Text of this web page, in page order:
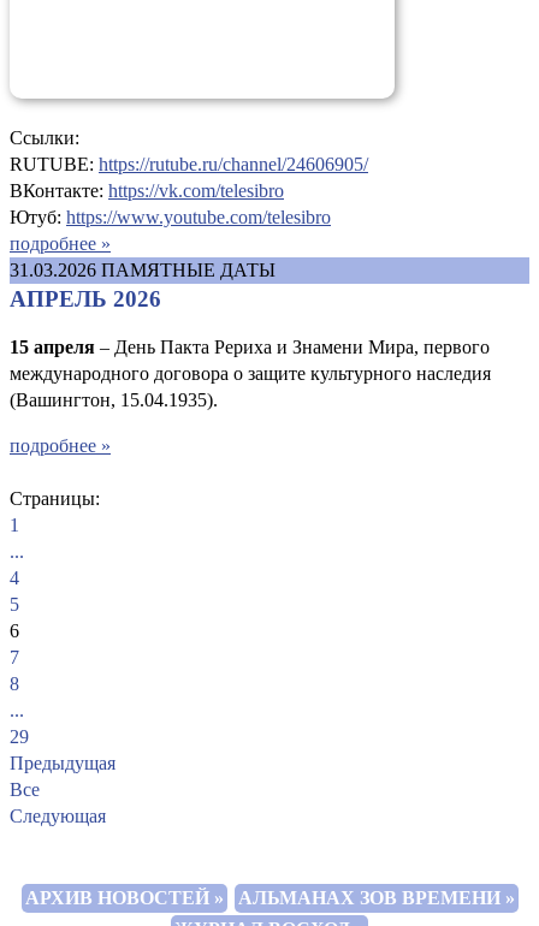
Ссылки:
RUTUBE: https://rutube.ru/channel/24606905/
ВКонтакте: https://vk.com/telesibro
Ютуб: https://www.youtube.com/telesibro
подробнее »
31.03.2026 ПАМЯТНЫЕ ДАТЫ
АПРЕЛЬ 2026
15 апреля – День Пакта Рериха и Знамени Мира, первого
международного договора о защите культурного наследия
(Вашингтон, 15.04.1935).
подробнее »
Страницы:
1
...
4
5
6
7
8
...
29
Предыдущая
Все
Следующая
АРХИВ НОВОСТЕЙ »
АЛЬМАНАХ ЗОВ ВРЕМЕНИ »